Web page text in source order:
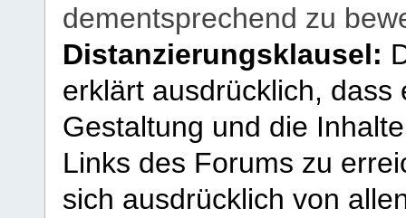
dementsprechend zu
Distanzierungsklausel:
erklärt ausdrücklich,
Gestaltung und die
Links des Forums zu
sich ausdrücklich von